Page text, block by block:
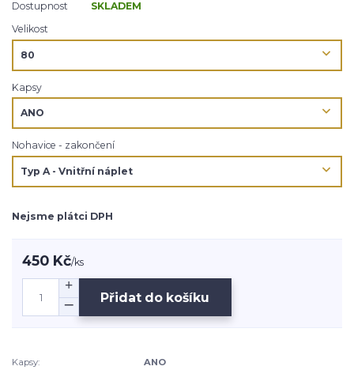
Dostupnost
SKLADEM
Velikost
Kapsy
Nohavice - zakončení
Nejsme plátci DPH
450 Kč/ks
Přidat do košíku
Kapsy: ANO